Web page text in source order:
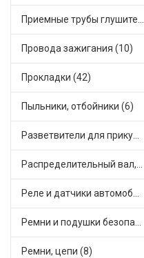
Приемные трубы глушителя (5)
Провода зажигания (10)
Прокладки (42)
Пыльники, отбойники (6)
Разветвители для прикуривателя (3)
Распределительный вал, шестерни распределительного (7)
Реле и датчики автомобильные (82)
Ремни и подушки безопасности (9)
Ремни, цепи (8)